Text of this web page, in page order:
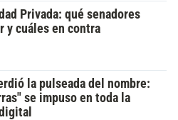
Privada: qué senadores
y cuáles en contra
la pulseada del nombre:
se impuso en toda la